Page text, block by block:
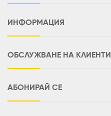
ИНФОРМАЦИЯ
ОБСЛУЖВАНЕ НА КЛИЕНТИ
АБОНИРАЙ СЕ